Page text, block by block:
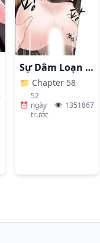
Sự Dâm Loạn Ở Bệnh Viện
📁 Chapter 58
⏰
52
ngày
trước
👁️ 1351867